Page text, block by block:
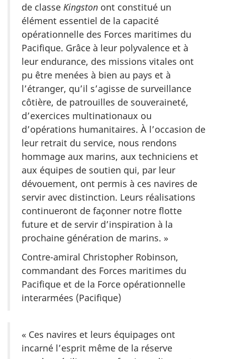
de classe Kingston ont constitué un
élément essentiel de la capacité
opérationnelle des Forces maritimes du
Pacifique. Grâce à leur polyvalence et à
leur endurance, des missions vitales ont
pu être menées à bien au pays et à
l’étranger, qu’il s’agisse de surveillance
côtière, de patrouilles de souveraineté,
d’exercices multinationaux ou
d’opérations humanitaires. À l’occasion de
leur retrait du service, nous rendons
hommage aux marins, aux techniciens et
aux équipes de soutien qui, par leur
dévouement, ont permis à ces navires de
servir avec distinction. Leurs réalisations
continueront de façonner notre flotte
future et de servir d’inspiration à la
prochaine génération de marins. »
Contre-amiral Christopher Robinson,
commandant des Forces maritimes du
Pacifique et de la Force opérationnelle
interarmées (Pacifique)
« Ces navires et leurs équipages ont
incarné l’esprit même de la réserve